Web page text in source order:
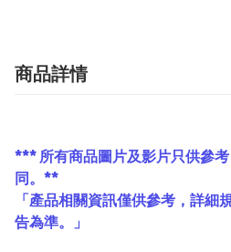
商品詳情
*** 所有商品圖片及影片只供參
同。**
「產品相關資訊僅供參考，詳細
告為準。」